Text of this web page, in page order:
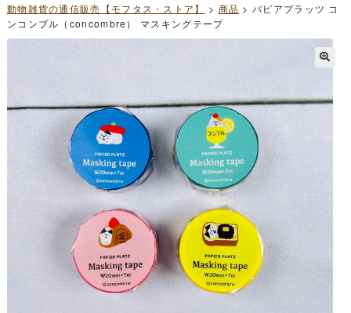
動物雑貨の通信販売【モフタス・ストア】 > 商品 >パピアプラッツ コ
ンコンブル（concombre） マスキングテープ